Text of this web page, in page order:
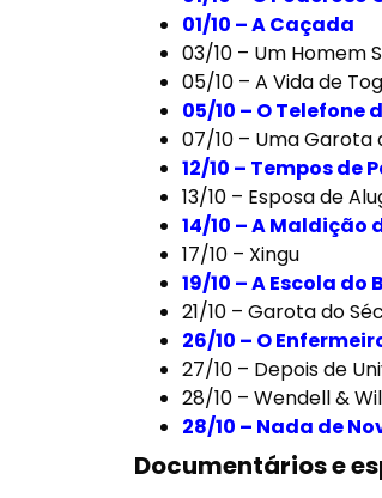
01/10 –A Caçada
03/10 – Um Homem
05/10 – A Vida de
05/10 – O Telefone
07/10 – Uma Garota
12/10 – Tempos de
13/10 – Esposa de
14/10 –A Maldição
17/10 – Xingu
19/10 –A Escola do
21/10 – Garota do
26/10 – O
27/10 – Depois de
28/10 – Wendell &
28/10 – Nada de
Documentários e